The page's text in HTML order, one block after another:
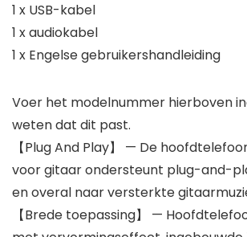
1 x USB-kabel
1 x audiokabel
1 x Engelse gebruikershandleiding
Voer het modelnummer hierboven
weten dat dit past.
【Plug And Play】 — De
voor gitaar ondersteunt plug-and-
en overal naar versterkte
【Brede toepassing】 —